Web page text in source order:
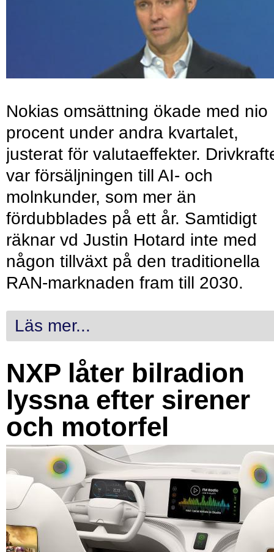
Nokias omsättning ökade med nio
procent under andra kvartalet,
justerat för valutaeffekter.
var försäljningen till AI- och
molnkunder, som mer än
fördubblades på ett år. Samtidigt
räknar vd Justin Hotard inte med
någon tillväxt på den traditionella
RAN-marknaden fram till 2030.
Läs mer...
NXP låter bilradion
lyssna efter sirener
och motorfel